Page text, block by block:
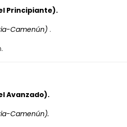
Principiante).
Camenún) .
Avanzado).
Camenún).